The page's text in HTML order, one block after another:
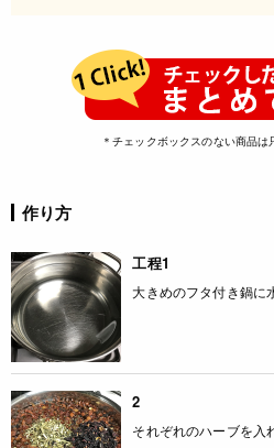
＊チェックボックスのない商品は
作り方
工程1
大きめのフタ付き鍋に
2
それぞれのハーブを入